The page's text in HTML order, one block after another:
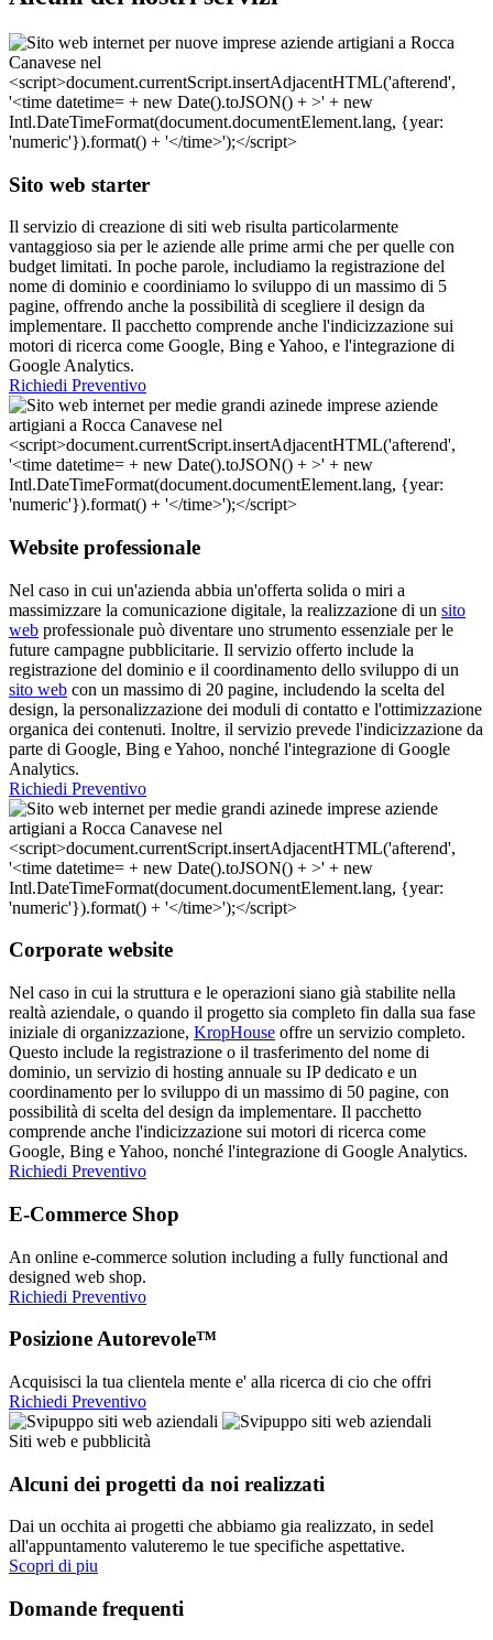
Sito web starter
Il servizio di creazione di siti web risulta particolarmente
vantaggioso sia per le aziende alle prime armi che per quelle con
budget limitati. In poche parole, includiamo la registrazione del
nome di dominio e coordiniamo lo sviluppo di un massimo di 5
pagine, offrendo anche la possibilità di scegliere il design da
implementare. Il pacchetto comprende anche l'indicizzazione sui
motori di ricerca come Google, Bing e Yahoo, e l'integrazione di
Google Analytics.
Richiedi Preventivo
Website professionale
Nel caso in cui un'azienda abbia un'offerta solida o miri a
massimizzare la comunicazione digitale, la realizzazione di un sito
web professionale può diventare uno strumento essenziale per le
future campagne pubblicitarie. Il servizio offerto include la
registrazione del dominio e il coordinamento dello sviluppo di un
sito web con un massimo di 20 pagine, includendo la scelta del
design, la personalizzazione dei moduli di contatto e l'ottimizzazione
organica dei contenuti. Inoltre, il servizio prevede l'indicizzazione da
parte di Google, Bing e Yahoo, nonché l'integrazione di Google
Analytics.
Richiedi Preventivo
Corporate website
Nel caso in cui la struttura e le operazioni siano già stabilite nella
realtà aziendale, o quando il progetto sia completo fin dalla sua fase
iniziale di organizzazione, KropHouse offre un servizio completo.
Questo include la registrazione o il trasferimento del nome di
dominio, un servizio di hosting annuale su IP dedicato e un
coordinamento per lo sviluppo di un massimo di 50 pagine, con
possibilità di scelta del design da implementare. Il pacchetto
comprende anche l'indicizzazione sui motori di ricerca come
Google, Bing e Yahoo, nonché l'integrazione di Google Analytics.
Richiedi Preventivo
E-Commerce Shop
An online e-commerce solution including a fully functional and
designed web shop.
Richiedi Preventivo
Posizione Autorevole™
Acquisisci la tua clientela mente e' alla ricerca di cio che offri
Richiedi Preventivo
Siti web e pubblicità
Alcuni dei progetti da noi realizzati
Dai un occhita ai progetti che abbiamo gia realizzato, in sedel
all'appuntamento valuteremo le tue specifiche aspettative.
Scopri di piu
Domande frequenti